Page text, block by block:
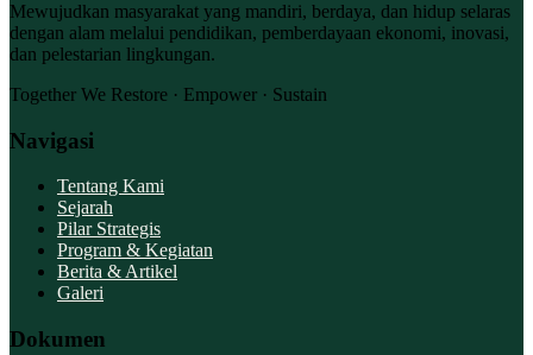
Mewujudkan masyarakat yang mandiri, berdaya, dan hidup selaras
dengan alam melalui pendidikan, pemberdayaan ekonomi, inovasi,
dan pelestarian lingkungan.
Together We Restore · Empower · Sustain
Navigasi
Tentang Kami
Sejarah
Pilar Strategis
Program & Kegiatan
Berita & Artikel
Galeri
Dokumen